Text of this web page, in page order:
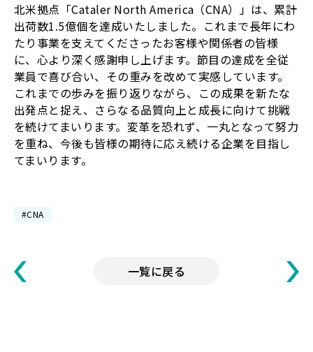
北米拠点「Cataler North America（CNA）」は、累計
出荷数1.5億個を達成いたしました。これまで長年にわ
たり事業を支えてくださったお客様や関係者の皆様
に、心より深く感謝申し上げます。節目の達成を全従
業員で喜び合い、その重みを改めて実感しています。
これまでの歩みを振り返りながら、この成果を新たな
出発点と捉え、さらなる品質向上と成長に向けて挑戦
を続けてまいります。変革を恐れず、一丸となって努力
を重ね、今後も皆様の期待に応え続ける企業を目指し
てまいります。
#CNA
一覧に戻る